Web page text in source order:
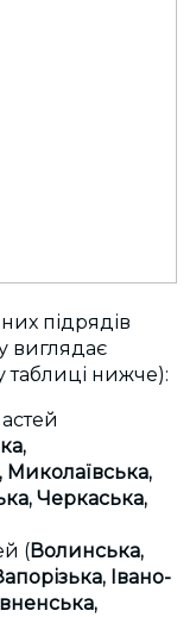
підрядів
виглядає
таблиці нижче):
Миколаївська,
Черкаська,
(Волинська,
Івано-